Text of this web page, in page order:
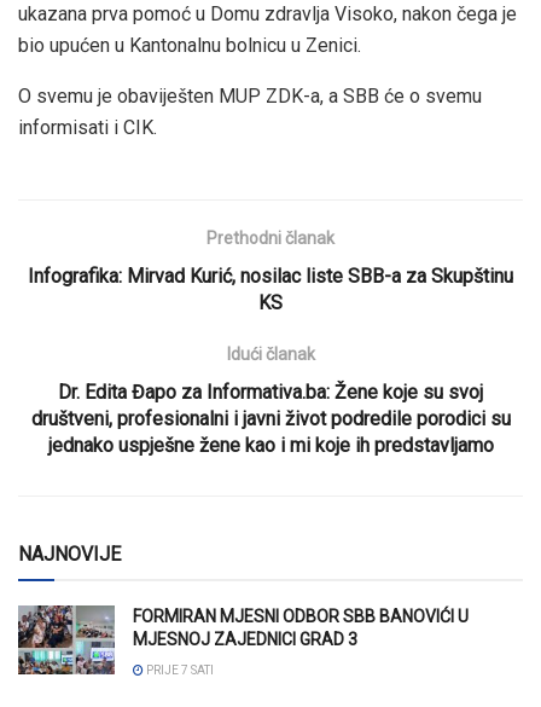
ukazana prva pomoć u Domu zdravlja Visoko, nakon čega je
bio upućen u Kantonalnu bolnicu u Zenici.
O svemu je obaviješten MUP ZDK-a, a SBB će o svemu
informisati i CIK.
Prethodni članak
Infografika: Mirvad Kurić, nosilac liste SBB-a za Skupštinu
KS
Idući članak
Dr. Edita Đapo za Informativa.ba: Žene koje su svoj
društveni, profesionalni i javni život podredile porodici su
jednako uspješne žene kao i mi koje ih predstavljamo
NAJNOVIJE
FORMIRAN MJESNI ODBOR SBB BANOVIĆI U
MJESNOJ ZAJEDNICI GRAD 3
PRIJE 7 SATI